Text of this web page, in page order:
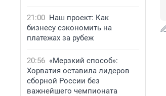
21:00 Наш проект: Как
бизнесу сэкономить на
платежах за рубеж
20:56 «Мерзкий способ»:
Хорватия оставила лидеров
сборной России без
важнейшего чемпионата